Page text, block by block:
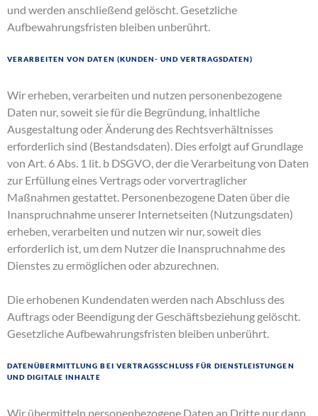
und werden anschließend gelöscht. Gesetzliche
Aufbewahrungsfristen bleiben unberührt.
Verarbeiten von Daten (Kunden- und Vertragsdaten)
Wir erheben, verarbeiten und nutzen personenbezogene
Daten nur, soweit sie für die Begründung, inhaltliche
Ausgestaltung oder Änderung des Rechtsverhältnisses
erforderlich sind (Bestandsdaten). Dies erfolgt auf Grundlage
von Art. 6 Abs. 1 lit. b DSGVO, der die Verarbeitung von Daten
zur Erfüllung eines Vertrags oder vorvertraglicher
Maßnahmen gestattet. Personenbezogene Daten über die
Inanspruchnahme unserer Internetseiten (Nutzungsdaten)
erheben, verarbeiten und nutzen wir nur, soweit dies
erforderlich ist, um dem Nutzer die Inanspruchnahme des
Dienstes zu ermöglichen oder abzurechnen.
Die erhobenen Kundendaten werden nach Abschluss des
Auftrags oder Beendigung der Geschäftsbeziehung gelöscht.
Gesetzliche Aufbewahrungsfristen bleiben unberührt.
Datenübermittlung bei Vertragsschluss für Dienstleistungen
und digitale Inhalte
Wir übermitteln personenbezogene Daten an Dritte nur dann,